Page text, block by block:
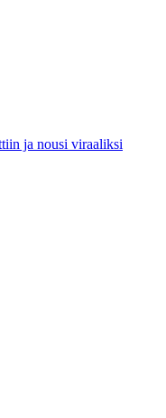
ja nousi viraaliksi